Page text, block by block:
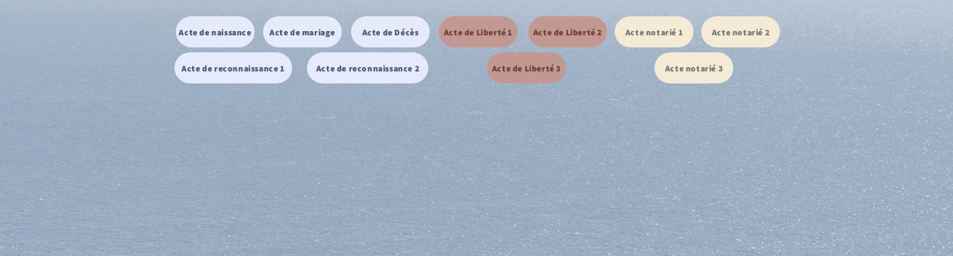
Acte de naissance Acte de mariage Acte de Décès
Acte de reconnaissance 1 Acte de reconnaissance 2
Acte de Liberté 1 Acte de Liberté 2
Acte de Liberté 3
Acte notarié 1 Acte notarié 2
Acte notarié 3